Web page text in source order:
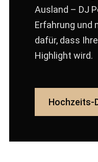
Ausland – DJ
Erfahrung und
dafür, dass
Highlight wird.
Hochzeits-